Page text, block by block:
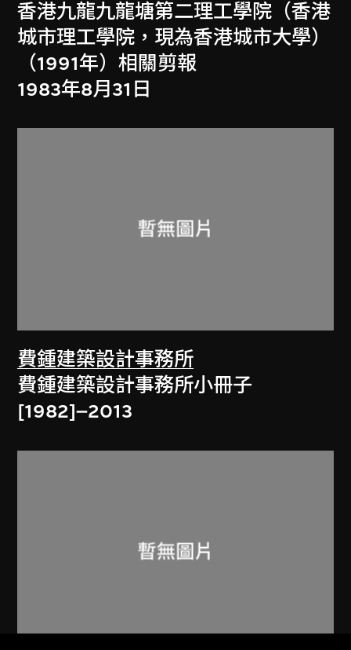
香港九龍九龍塘第二理工學院（香港
城市理工學院，現為香港城市大學）
（1991年）相關剪報
1983年8月31日
費鍾建築設計事務所
費鍾建築設計事務所小冊子
[1982]–2013